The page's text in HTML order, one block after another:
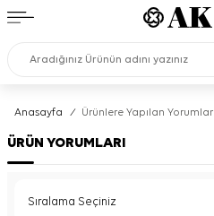
Anasayfa / Ürünlere Yapılan Yorumlar
ÜRÜN YORUMLARI